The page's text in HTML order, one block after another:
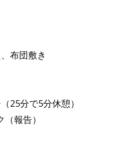
布団敷き
25分で5分休憩）
報告）